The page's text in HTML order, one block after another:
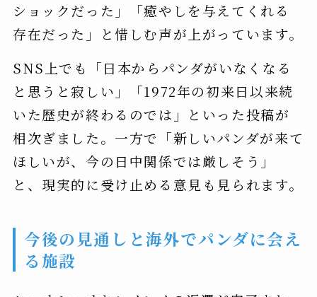
ショックだった」「癒やしを与えてくれる
存在だった」と惜しむ声が上がっています。
SNS上でも「日本からパンダがいなくなる
と思うと寂しい」「1972年の初来日以来続
いた歴史が終わるのでは」といった投稿が
相次ぎました。一方で「新しいパンダが来て
ほしいが、今の日中関係では厳しそう」
と、現実的に受け止める意見も見られます。
今後の見通しと海外でパンダに会え
る施設